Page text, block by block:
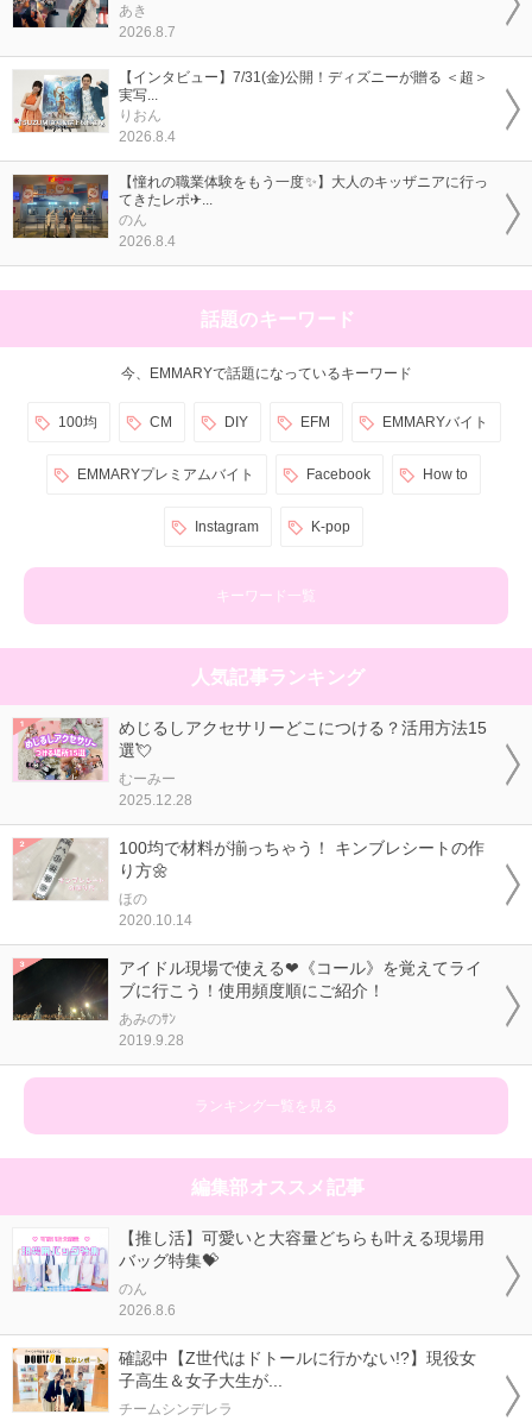
あき
2026.8.7
【インタビュー】7/31(金)公開！ディズニーが贈る ＜超＞
実写...
りおん
2026.8.4
【憧れの職業体験をもう一度✨】大人のキッザニアに行っ
てきたレポ✈...
のん
2026.8.4
話題のキーワード
今、EMMARYで話題になっているキーワード
100均 CM DIY EFM EMMARYバイト
EMMARYプレミアムバイト Facebook How to
Instagram K-pop
キーワード一覧
人気記事ランキング
めじるしアクセサリーどこにつける？活用方法15
選💘
むーみー
2025.12.28
100均で材料が揃っちゃう！ キンブレシートの作
り方🌼
ほの
2020.10.14
アイドル現場で使える❤《コール》を覚えてライ
ブに行こう！使用頻度順にご紹介！
あみのｻﾝ
2019.9.28
ランキング一覧を見る
編集部オススメ記事
【推し活】可愛いと大容量どちらも叶える現場用
バッグ特集💝
のん
2026.8.6
確認中【Z世代はドトールに行かない!?】現役女
子高生＆女子大生が...
チームシンデレラ